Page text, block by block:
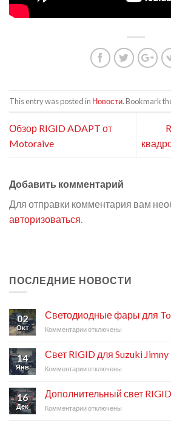
This entry was posted in Новости. Bookmark
Обзор RIGID ADAPT от
Motoraive
Добавить комментарий
Для отправки комментария вам
авторизоваться
ПОСЛЕДНИЕ НОВОСТИ
02
Окт
Светодиодные фары для
Комментариик
Светодиодные
фары
для
Land
200
отключены
14
Янв
Свет RIGID для Suzuki Jimny
Комментариик
RIGID
для
отключены
16
Дек
Дополнительный свет
Комментариикотключены